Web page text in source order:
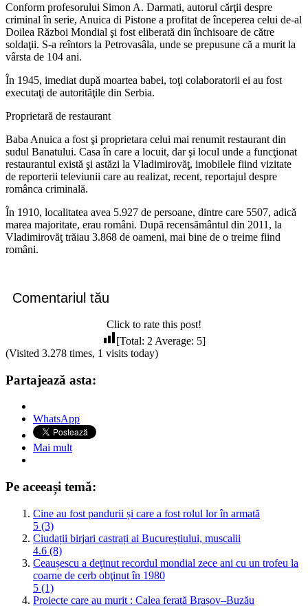
Conform profesorului Simon A. Darmati, autorul cărţii despre
criminal în serie, Anuica di Pistone a profitat de începerea celui de-al
Doilea Război Mondial şi fost eliberată din închisoare de către
soldaţii. S-a reîntors la Petrovasâla, unde se prepusune că a murit la
vârsta de 104 ani.
În 1945, imediat după moartea babei, toţi colaboratorii ei au fost
executaţi de autorităţile din Serbia.
Proprietară de restaurant
Baba Anuica a fost şi proprietara celui mai renumit restaurant din
sudul Banatului. Casa în care a locuit, dar şi locul unde a funcţionat
restaurantul există şi astăzi la Vladimirovăţ, imobilele fiind vizitate
de reporterii televiunii care au realizat, recent, reportajul despre
românca criminală.
În 1910, localitatea avea 5.927 de persoane, dintre care 5507, adică
marea majoritate, erau români. După recensământul din 2011, la
Vladimirovăţ trăiau 3.868 de oameni, mai bine de o treime fiind
români.
Comentariul tău
Click to rate this post!
[Total: 2 Average: 5]
(Visited 3.278 times, 1 visits today)
Partajează asta:
WhatsApp
Mai mult
Pe aceeași temă:
Cine au fost pandurii și care a fost rolul lor în armată
5 (3)
Ciudații birjari castrați ai Bucureștiului, muscalii
4.6 (8)
Ceaușescu a deţinut recordul mondial zece ani cu un trofeu la
coarne de cerb obţinut în 1980
5 (1)
Proiecte care au murit : Calea ferată Brașov–Buzău